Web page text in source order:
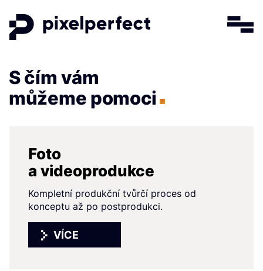
Menu
S čím vám
můžeme pomoci
Foto
a videoprodukce
Kompletní produkční tvůrčí proces od
konceptu až po postprodukci.
VÍCE